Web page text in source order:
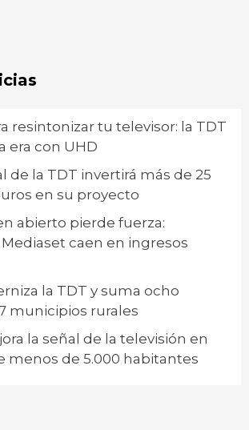
resintonizar tu televisor: la TDT
era con UHD
de la TDT invertirá más de 25
en su proyecto
abierto pierde fuerza:
caen en ingresos
la TDT y suma ocho
municipios rurales
la señal de la televisión en
menos de 5.000 habitantes